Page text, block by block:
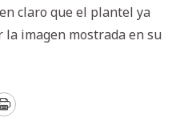
claro que el plantel ya
imagen mostrada en su
Print